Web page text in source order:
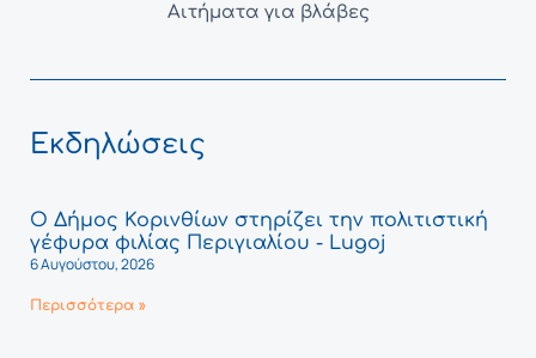
Αιτήματα για βλάβες
Εκδηλώσεις
Ο Δήμος Κορινθίων στηρίζει την πολιτιστική
γέφυρα φιλίας Περιγιαλίου - Lugoj
6 Αυγούστου, 2026
Περισσότερα »